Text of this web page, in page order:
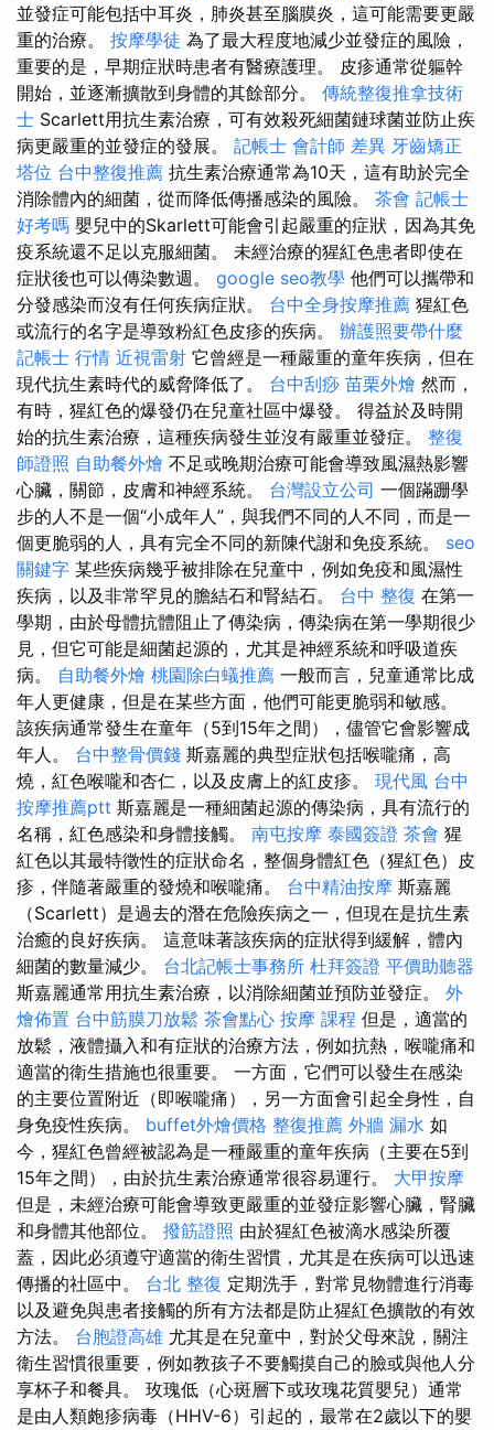
並發症可能包括中耳炎，肺炎甚至腦膜炎，這可能需要更嚴
重的治療。 按摩學徒 為了最大程度地減少並發症的風險，
重要的是，早期症狀時患者有醫療護理。 皮疹通常從軀幹
開始，並逐漸擴散到身體的其餘部分。 傳統整復推拿技術
士 Scarlett用抗生素治療，可有效殺死細菌鏈球菌並防止疾
病更嚴重的並發症的發展。 記帳士 會計師 差異 牙齒矯正
塔位 台中整復推薦 抗生素治療通常為10天，這有助於完全
消除體內的細菌，從而降低傳播感染的風險。 茶會 記帳士
好考嗎 嬰兒中的Skarlett可能會引起嚴重的症狀，因為其免
疫系統還不足以克服細菌。 未經治療的猩紅色患者即使在
症狀後也可以傳染數週。 google seo教學 他們可以攜帶和
分發感染而沒有任何疾病症狀。 台中全身按摩推薦 猩紅色
或流行的名字是導致粉紅色皮疹的疾病。 辦護照要帶什麼
記帳士 行情 近視雷射 它曾經是一種嚴重的童年疾病，但在
現代抗生素時代的威脅降低了。 台中刮痧 苗栗外燴 然而，
有時，猩紅色的爆發仍在兒童社區中爆發。 得益於及時開
始的抗生素治療，這種疾病發生並沒有嚴重並發症。 整復
師證照 自助餐外燴 不足或晚期治療可能會導致風濕熱影響
心臟，關節，皮膚和神經系統。 台灣設立公司 一個蹣跚學
步的人不是一個“小成年人”，與我們不同的人不同，而是一
個更脆弱的人，具有完全不同的新陳代謝和免疫系統。 seo
關鍵字 某些疾病幾乎被排除在兒童中，例如免疫和風濕性
疾病，以及非常罕見的膽結石和腎結石。 台中 整復 在第一
學期，由於母體抗體阻止了傳染病，傳染病在第一學期很少
見，但它可能是細菌起源的，尤其是神經系統和呼吸道疾
病。 自助餐外燴 桃園除白蟻推薦 一般而言，兒童通常比成
年人更健康，但是在某些方面，他們可能更脆弱和敏感。
該疾病通常發生在童年（5到15年之間），儘管它會影響成
年人。 台中整骨價錢 斯嘉麗的典型症狀包括喉嚨痛，高
燒，紅色喉嚨和杏仁，以及皮膚上的紅皮疹。 現代風 台中
按摩推薦ptt 斯嘉麗是一種細菌起源的傳染病，具有流行的
名稱，紅色感染和身體接觸。 南屯按摩 泰國簽證 茶會 猩
紅色以其最特徵性的症狀命名，整個身體紅色（猩紅色）皮
疹，伴隨著嚴重的發燒和喉嚨痛。 台中精油按摩 斯嘉麗
（Scarlett）是過去的潛在危險疾病之一，但現在是抗生素
治癒的良好疾病。 這意味著該疾病的症狀得到緩解，體內
細菌的數量減少。 台北記帳士事務所 杜拜簽證 平價助聽器
斯嘉麗通常用抗生素治療，以消除細菌並預防並發症。 外
燴佈置 台中筋膜刀放鬆 茶會點心 按摩 課程 但是，適當的
放鬆，液體攝入和有症狀的治療方法，例如抗熱，喉嚨痛和
適當的衛生措施也很重要。 一方面，它們可以發生在感染
的主要位置附近（即喉嚨痛），另一方面會引起全身性，自
身免疫性疾病。 buffet外燴價格 整復推薦 外牆 漏水 如
今，猩紅色曾經被認為是一種嚴重的童年疾病（主要在5到
15年之間），由於抗生素治療通常很容易運行。 大甲按摩
但是，未經治療可能會導致更嚴重的並發症影響心臟，腎臟
和身體其他部位。 撥筋證照 由於猩紅色被滴水感染所覆
蓋，因此必須遵守適當的衛生習慣，尤其是在疾病可以迅速
傳播的社區中。 台北 整復 定期洗手，對常見物體進行消毒
以及避免與患者接觸的所有方法都是防止猩紅色擴散的有效
方法。 台胞證高雄 尤其是在兒童中，對於父母來說，關注
衛生習慣很重要，例如教孩子不要觸摸自己的臉或與他人分
享杯子和餐具。 玫瑰低（心斑層下或玫瑰花質嬰兒）通常
是由人類皰疹病毒（HHV-6）引起的，最常在2歲以下的嬰